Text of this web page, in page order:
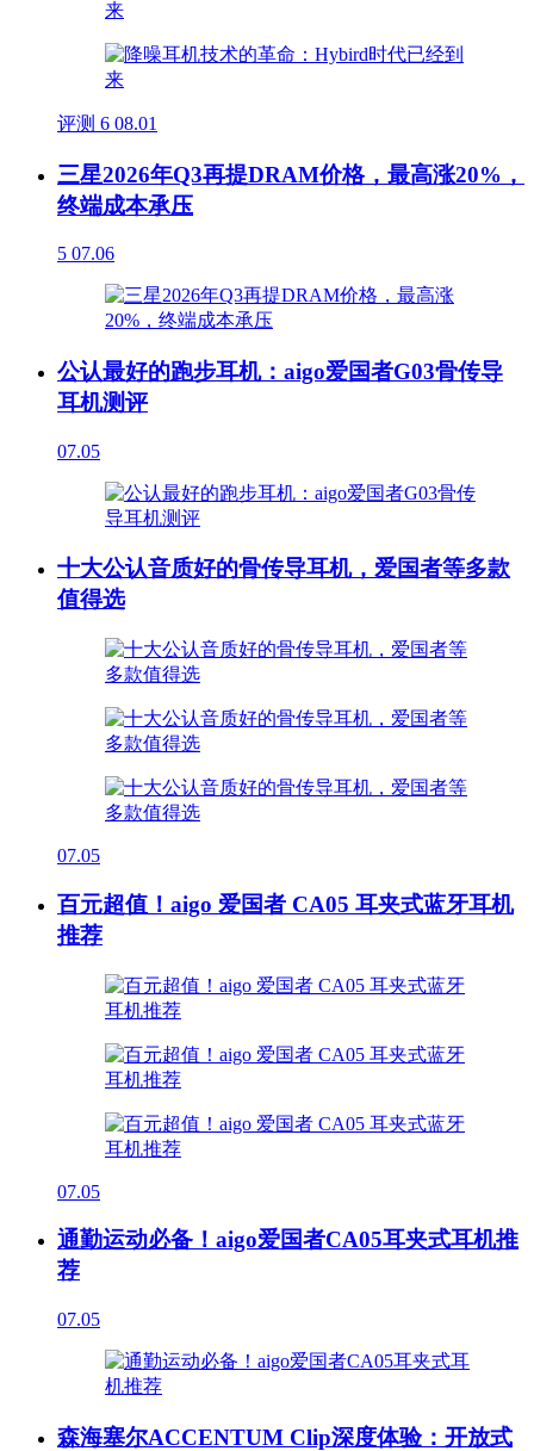
评测 6 08.01
三星2026年Q3再提DRAM价格，最高涨20%，
终端成本承压
5 07.06
公认最好的跑步耳机：aigo爱国者G03骨传导
耳机测评
07.05
十大公认音质好的骨传导耳机，爱国者等多款
值得选
07.05
百元超值！aigo 爱国者 CA05 耳夹式蓝牙耳机
推荐
07.05
通勤运动必备！aigo爱国者CA05耳夹式耳机推
荐
07.05
森海塞尔ACCENTUM Clip深度体验：开放式